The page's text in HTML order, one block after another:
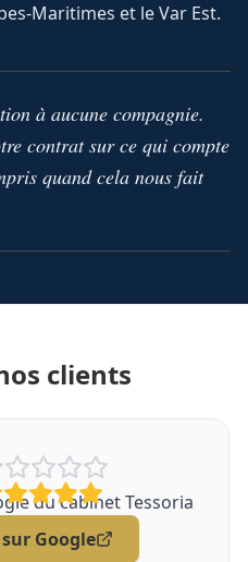
Maritimes et le Var Est.
à aucune compagnie.
contrat sur ce qui compte
quand cela nous fait
clients
du cabinet Tessoria
Google